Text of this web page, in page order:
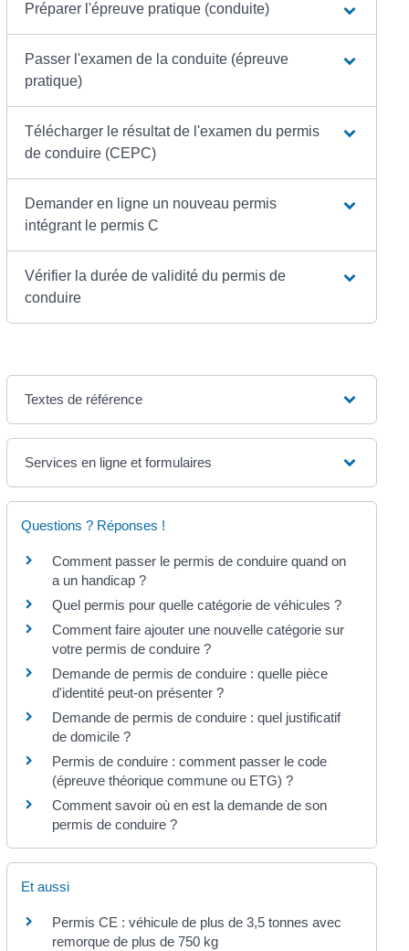
Préparer l'épreuve pratique (conduite)
Passer l'examen de la conduite (épreuve
pratique)
Télécharger le résultat de l'examen du permis
de conduire (CEPC)
Demander en ligne un nouveau permis
intégrant le permis C
Vérifier la durée de validité du permis de
conduire
Textes de référence
Services en ligne et formulaires
Questions ? Réponses !
Comment passer le permis de conduire quand on
a un handicap ?
Quel permis pour quelle catégorie de véhicules ?
Comment faire ajouter une nouvelle catégorie sur
votre permis de conduire ?
Demande de permis de conduire : quelle pièce
d'identité peut-on présenter ?
Demande de permis de conduire : quel justificatif
de domicile ?
Permis de conduire : comment passer le code
(épreuve théorique commune ou ETG) ?
Comment savoir où en est la demande de son
permis de conduire ?
Et aussi
Permis CE : véhicule de plus de 3,5 tonnes avec
remorque de plus de 750 kg